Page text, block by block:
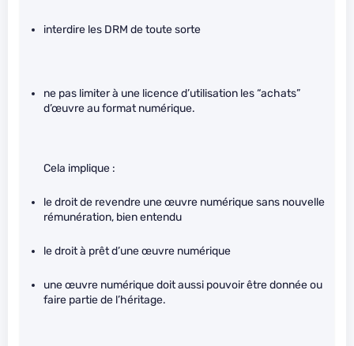
interdire les DRM de toute sorte
ne pas limiter à une licence d’utilisation les “achats”
d’œuvre au format numérique.
Cela implique :
le droit de revendre une œuvre numérique sans nouvelle
rémunération, bien entendu
le droit à prêt d’une œuvre numérique
une œuvre numérique doit aussi pouvoir être donnée ou
faire partie de l’héritage.